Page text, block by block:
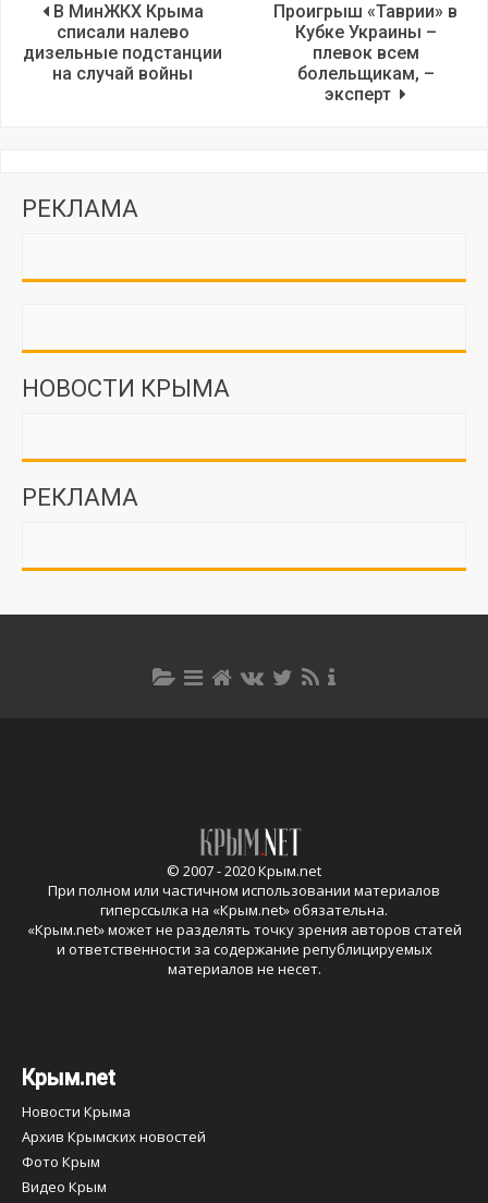
В МинЖКХ Крыма
списали налево
дизельные подстанции
на случай войны
Проигрыш «Таврии» в
Кубке Украины –
плевок всем
болельщикам, –
эксперт
РЕКЛАМА
НОВОСТИ КРЫМА
РЕКЛАМА
© 2007 - 2020 Крым.net
При полном или частичном использовании материалов
гиперссылка на «Крым.net» обязательна.
«Крым.net» может не разделять точку зрения авторов статей
и ответственности за содержание републицируемых
материалов не несет.
Крым.net
Новости Крыма
Архив Крымских новостей
Фото Крым
Видео Крым